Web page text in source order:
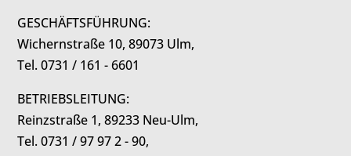
GESCHÄFTSFÜHRUNG:
Wichernstraße 10, 89073 Ulm,
Tel. 0731 / 161 - 6601
BETRIEBSLEITUNG:
Reinzstraße 1, 89233 Neu-Ulm,
Tel. 0731 / 97 97 2 - 90,